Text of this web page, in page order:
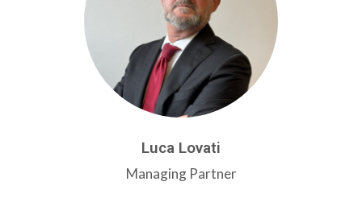
Luca Lovati
Managing Partner